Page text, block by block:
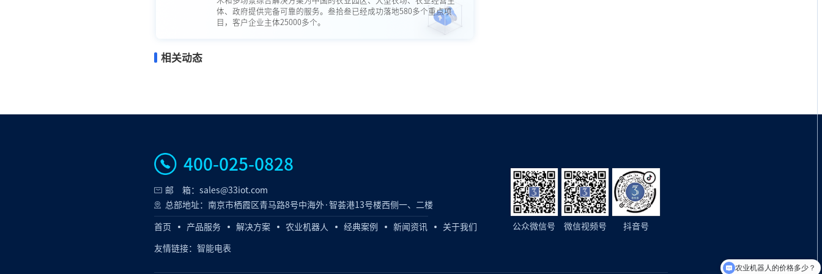
体、政府提供完备可靠的服务。叁拾叁已经成功落地580多个重点项
目，客户企业主体25000多个。
相关动态
400-025-0828
邮 箱：sales@33iot.com
总部地址：南京市栖霞区青马路8号中海外·智荟港13号楼西侧一、二楼
首页 产品服务 解决方案 农业机器人 经典案例 新闻资讯 关于我们
友情链接： 智能电表
公众微信号 微信视频号 抖音号
你们做过哪些智慧农业项目呢？